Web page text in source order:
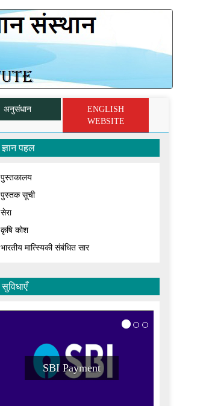
अनुसंधान
ENGLISH
WEBSITE
ज्ञान पहल
पुस्तकालय
पुस्तक सूची
सेरा
कृषि कोश
भारतीय मात्स्यिकी संबंधित सार
सुविधाएँ
SBI Payment